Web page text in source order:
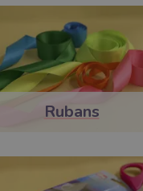
Rubans